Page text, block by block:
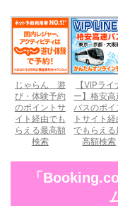
じゃらん 遊
び・体験予約
のポイントサ
イト経由でも
らえる最高額
検索
【VIPライ
ー】格安高
バスのポイ
トサイト経
でもらえる
高額検索
「